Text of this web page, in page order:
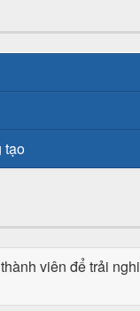
tạo
viên để trải